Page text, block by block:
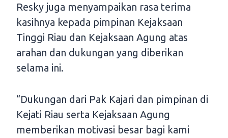
Resky juga menyampaikan rasa terima
kasihnya kepada pimpinan Kejaksaan
Tinggi Riau dan Kejaksaan Agung atas
arahan dan dukungan yang diberikan
selama ini.
“Dukungan dari Pak Kajari dan pimpinan di
Kejati Riau serta Kejaksaan Agung
memberikan motivasi besar bagi kami